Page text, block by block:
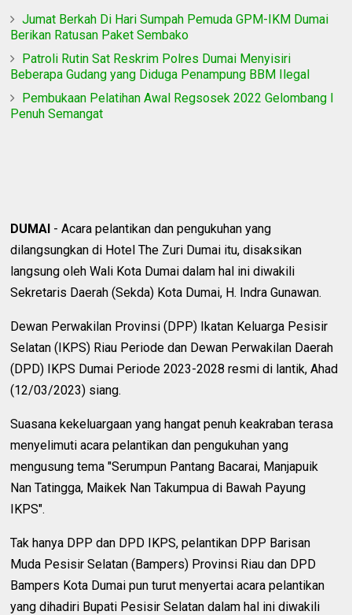
Jumat Berkah Di Hari Sumpah Pemuda GPM-IKM Dumai
Berikan Ratusan Paket Sembako
Patroli Rutin Sat Reskrim Polres Dumai Menyisiri
Beberapa Gudang yang Diduga Penampung BBM Ilegal
Pembukaan Pelatihan Awal Regsosek 2022 Gelombang I
Penuh Semangat
DUMAI - Acara pelantikan dan pengukuhan yang
dilangsungkan di Hotel The Zuri Dumai itu, disaksikan
langsung oleh Wali Kota Dumai dalam hal ini diwakili
Sekretaris Daerah (Sekda) Kota Dumai, H. Indra Gunawan.
Dewan Perwakilan Provinsi (DPP) Ikatan Keluarga Pesisir
Selatan (IKPS) Riau Periode dan Dewan Perwakilan Daerah
(DPD) IKPS Dumai Periode 2023-2028 resmi di lantik, Ahad
(12/03/2023) siang.
Suasana kekeluargaan yang hangat penuh keakraban terasa
menyelimuti acara pelantikan dan pengukuhan yang
mengusung tema "Serumpun Pantang Bacarai, Manjapuik
Nan Tatingga, Maikek Nan Takumpua di Bawah Payung
IKPS".
Tak hanya DPP dan DPD IKPS, pelantikan DPP Barisan
Muda Pesisir Selatan (Bampers) Provinsi Riau dan DPD
Bampers Kota Dumai pun turut menyertai acara pelantikan
yang dihadiri Bupati Pesisir Selatan dalam hal ini diwakili